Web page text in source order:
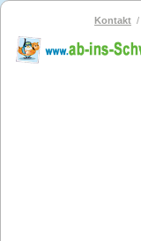
Kontakt